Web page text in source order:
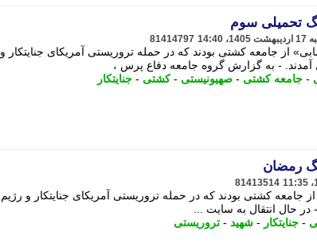
81414797
از جامعه کشتی بودند که در حمله تروریستی آمریکای جنایتکار و
آمدند. - به گزارش گروه جامعه دفاع پرس ،
- جامعه کشتی - صهیونیستی -کشتی - جنایتکار
81413514
کشتی بودند که در حمله تروریستی آمریکای جنایتکار و رژیم
ﺣﺎل اﻧﺘﻘﺎل ﺑﻪ ﺳﺎﯾﺖ ...
- جنایتکار - شهید - تروریستی